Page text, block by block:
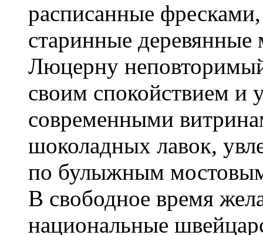
расписанные
старинные деревянные
Люцерну
своим спокойствием и
современными
шоколадных лавок,
по булыжным
В свободное время
национальные